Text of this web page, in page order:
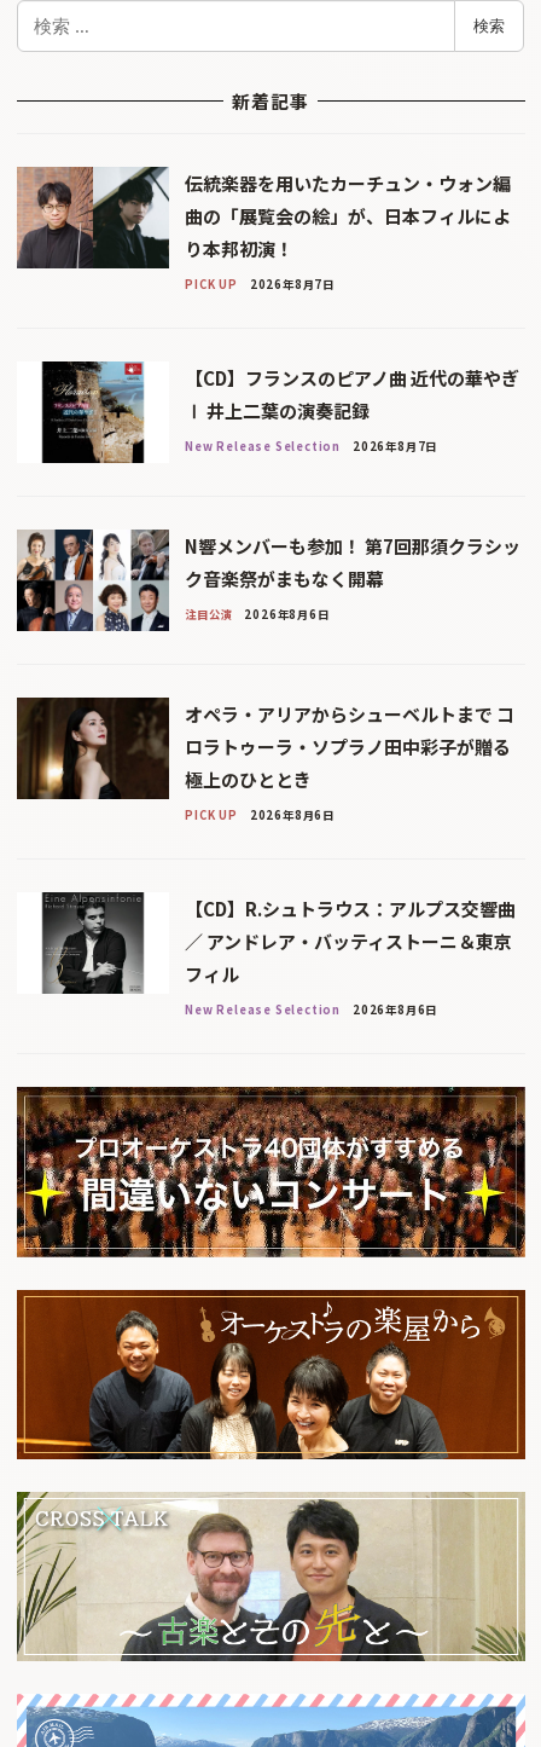
検
検索
新着記事
伝統楽器を用いたカーチュン・ウォン編
曲の「展覧会の絵」が、日本フィルによ
り本邦初演！
PICK UP 2026年8月7日
【CD】フランスのピアノ曲 近代の華やぎ
Ⅰ 井上二葉の演奏記録
New Release Selection 2026年8月7日
N響メンバーも参加！ 第7回那須クラシッ
ク音楽祭がまもなく開幕
注目公演 2026年8月6日
オペラ・アリアからシューベルトまで コ
ロラトゥーラ・ソプラノ田中彩子が贈る
極上のひととき
PICK UP 2026年8月6日
【CD】R.シュトラウス：アルプス交響曲
／ アンドレア・バッティストーニ＆東京
フィル
New Release Selection 2026年8月6日